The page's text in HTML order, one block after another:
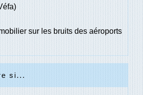
sur les bruits des aéroports
si...